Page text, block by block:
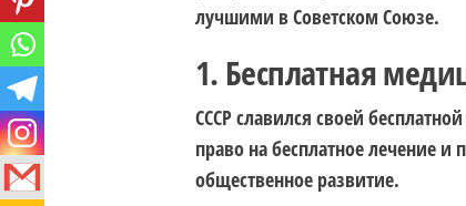
лучшими в Советском Союзе.
1. Бесплатная
СССР славился своей
право на бесплатное лечение
общественное развитие.